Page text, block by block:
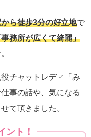
ら徒歩3分の好立地で
務所が広くて綺麗」
チャットレディ「み
事の話や、気になる
て頂きました。
ント！